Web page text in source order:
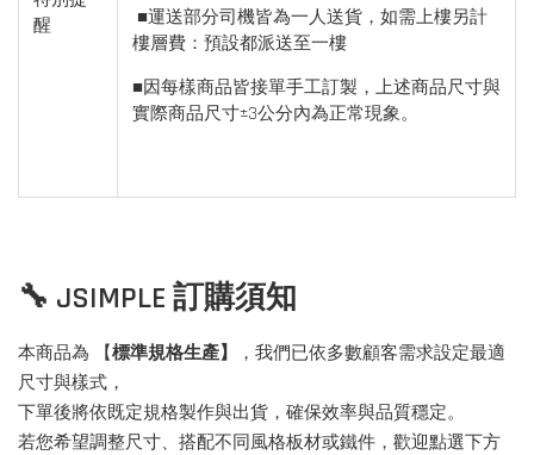
醒
■運送部分司機皆為一人送貨，如需上樓另計
樓層費：預設都派送至一樓
■因每樣商品皆接單手工訂製，上述商品尺寸與
實際商品尺寸±3公分內為正常現象。
🔧 JSIMPLE 訂購須知
本商品為 【標準規格生產】
，我們已依多數顧客需求設定最適
尺寸與樣式，
下單後將依既定規格製作與出貨，確保效率與品質穩定。
若您希望調整尺寸、搭配不同風格板材或鐵件，歡迎點選下方